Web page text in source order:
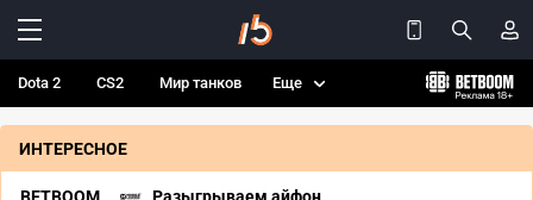
Dota 2 CS2 Мир танков Еще
ИНТЕРЕСНОЕ